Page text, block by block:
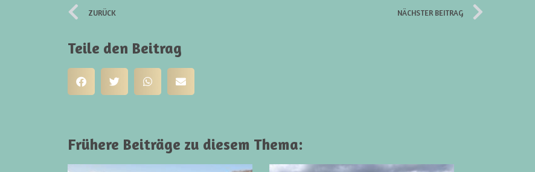
ZURÜCK NÄCHSTER BEITRAG
Teile den Beitrag
Frühere Beiträge zu diesem Thema: